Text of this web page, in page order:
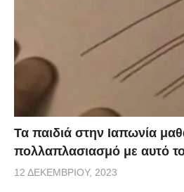
Τα παιδιά στην Ιαπωνία
πολλαπλασιασμό με αυτό
12 ΔΕΚΕΜΒΡΊΟΥ, 2023